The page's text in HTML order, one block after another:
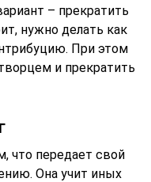
– прекратить
нужно делать как
При этом
и прекратить
что передает свой
Она учит иных